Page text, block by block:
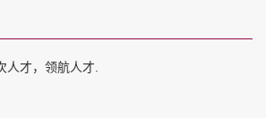
人才，领航人才.